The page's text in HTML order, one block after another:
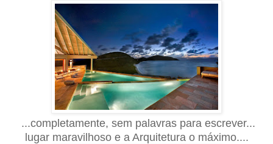
...completamente, sem palavras para escrever...
lugar maravilhoso e a Arquitetura o máximo....